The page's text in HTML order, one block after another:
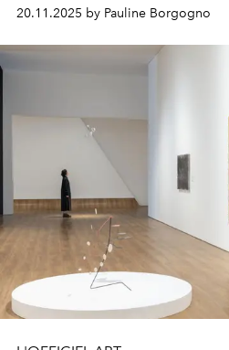
20.11.2025 by Pauline Borgogno